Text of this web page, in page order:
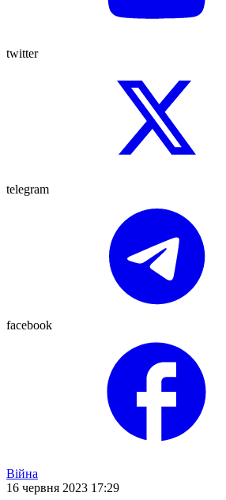
twitter
telegram
facebook
Війна
16 червня 2023 17:29